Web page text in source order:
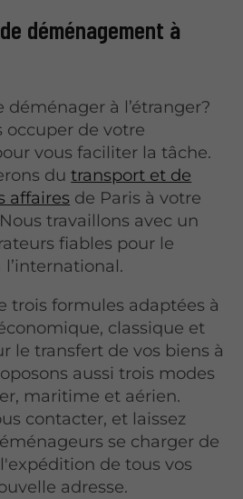
déménagement à
déménager à l’étranger?
occuper de votre
vous faciliter la tâche.
dutransport et de
affaires de Paris à votre
travaillons avec un
fiables pour le
trois formules adaptées à
classique et
le transfert de vos biens à
aussi trois modes
maritime et aérien.
contacter, et laissez
se charger de
de tous vos
adresse.